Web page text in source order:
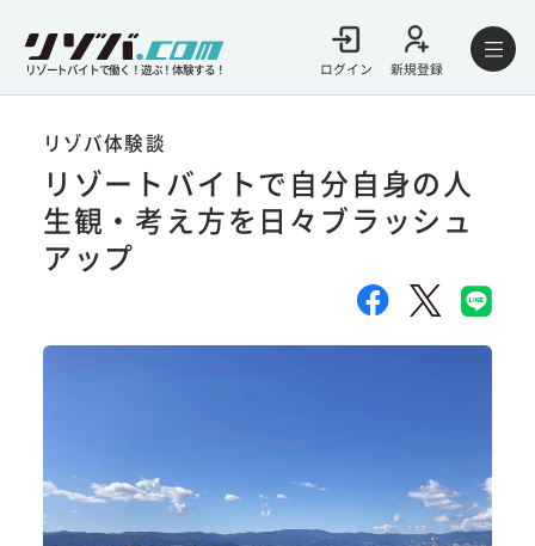
リゾートバイトで働く！遊ぶ！体験する！ ログイン 新規登録
リゾバ体験談
リゾートバイトで自分自身の人
生観・考え方を日々ブラッシュ
アップ